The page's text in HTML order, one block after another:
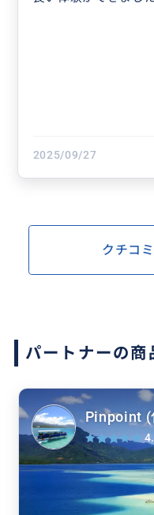
2025/09/27
クチコ
パートナーの商
Pinpoint (